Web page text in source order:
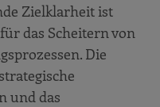
Zielklarheit ist
das Scheitern von
Die
und das